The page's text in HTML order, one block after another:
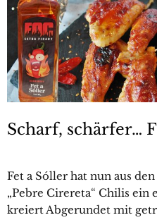
Scharf, schärfer…
Fet a Sóller hat nun aus
„Pebre Cirereta“ Chilis ein
kreiert Abgerundet mit